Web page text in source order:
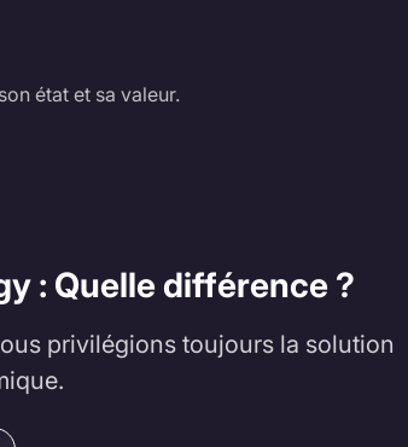
état et sa valeur.
: Quelle différence ?
privilégions toujours la solution